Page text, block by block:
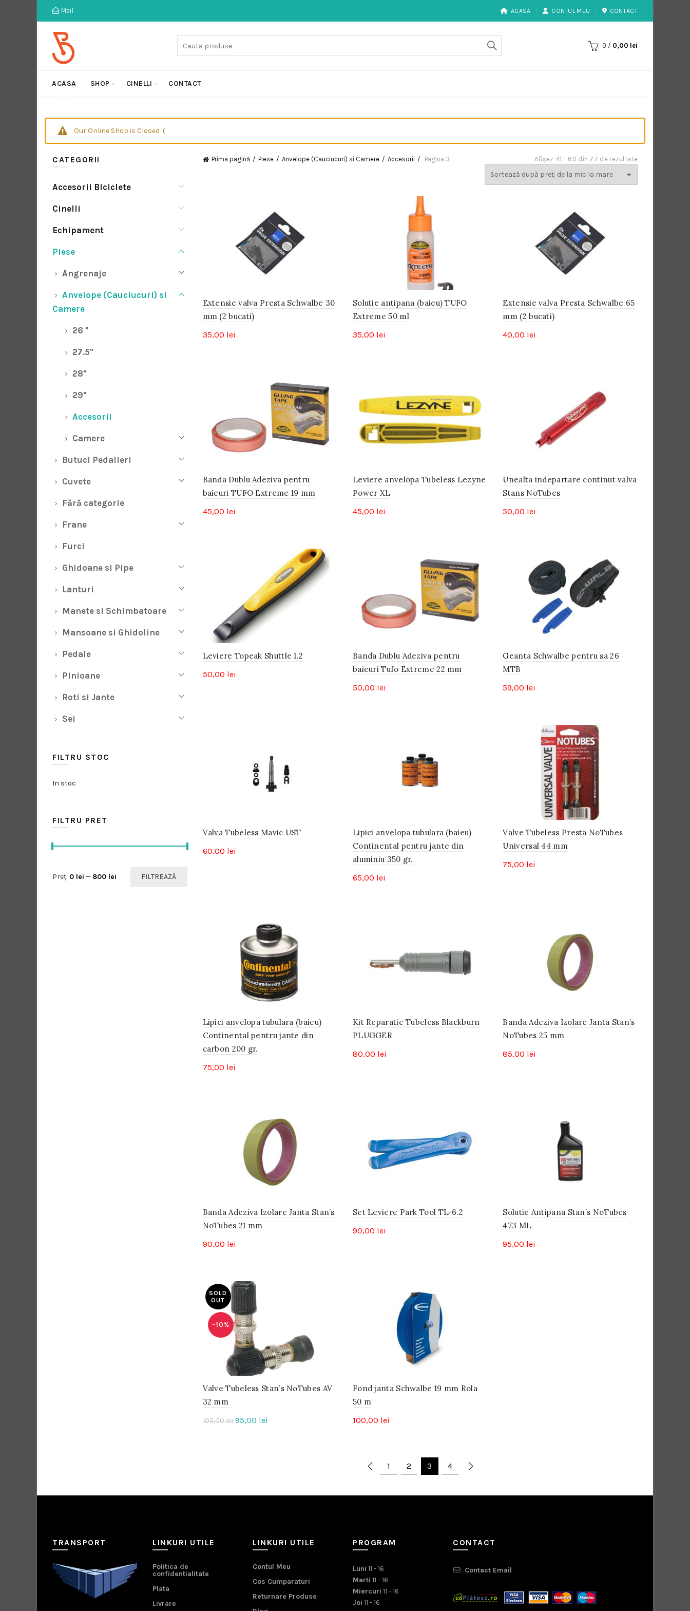
Mail ACASA CONTUL MEU CONTACT
0 / 0,00 lei
ACASA SHOP CINELLI CONTACT
Our Online Shop is Closed :(
Prima pagină Piese Anvelope (Cauciucuri) si Camere Accesorii Pagina 3 Afișez 41 - 60 din 77 de rezultate
Extensie valva Presta Schwalbe 30
mm (2 bucati)
35,00 lei
Solutie antipana (baieu) TUFO
Extreme 50 ml
35,00 lei
Extensie valva Presta Schwalbe 65
mm (2 bucati)
40,00 lei
Banda Dublu Adeziva pentru
baieuri TUFO Extreme 19 mm
45,00 lei
Leviere anvelopa Tubeless Lezyne
Power XL
45,00 lei
Unealta indepartare continut valva
Stans NoTubes
50,00 lei
Leviere Topeak Shuttle 1.2
50,00 lei
Banda Dublu Adeziva pentru
baieuri Tufo Extreme 22 mm
50,00 lei
Geanta Schwalbe pentru sa 26
MTB
59,00 lei
Valva Tubeless Mavic UST
60,00 lei
Lipici anvelopa tubulara (baieu)
Continental pentru jante din
aluminiu 350 gr.
65,00 lei
Valve Tubeless Presta NoTubes
Universal 44 mm
75,00 lei
Lipici anvelopa tubulara (baieu)
Continental pentru jante din
carbon 200 gr.
75,00 lei
Kit Reparatie Tubeless Blackburn
PLUGGER
80,00 lei
Banda Adeziva Izolare Janta Stan’s
NoTubes 25 mm
85,00 lei
Banda Adeziva Izolare Janta Stan’s
NoTubes 21 mm
90,00 lei
Set Leviere Park Tool TL-6.2
90,00 lei
Solutie Antipana Stan’s NoTubes
473 ML
95,00 lei
-10%
SOLD
OUT
Valve Tubeless Stan’s NoTubes AV
32 mm
105,00lei Prețul
95,00 lei
Fond janta Schwalbe 19 mm Rola
50 m
100,00 lei
1 2 3 4
CATEGORII
Accesorii Biciclete
Cinelli
Echipament
Piese
Angrenaje
Anvelope (Cauciucuri) si
Camere
26 "
27.5"
28"
29"
Accesorii
Camere
Butuci Pedalieri
Cuvete
Fără categorie
Frane
Furci
Ghidoane si Pipe
Lanturi
Manete si Schimbatoare
Mansoane si Ghidoline
Pedale
Pinioane
Roti si Jante
Sei
FILTRU STOC
In stoc
FILTRU PRET
Preț
Preț
FILTREAZĂ
Preț: 0 lei — 800 lei
TRANSPORT LINKURI UTILE
Politica de
confidentialitate
Plata
Livrare
LINKURI UTILE
Contul Meu
Cos Cumparaturi
Returnare Produse
PROGRAM
Luni 11 - 16
Marti 11 - 16
Miercuri 11 - 16
Joi 11 - 16
CONTACT
Contact Email